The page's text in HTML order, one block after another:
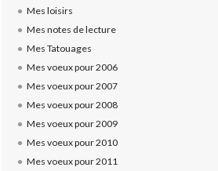
Mes loisirs
Mes notes de lecture
Mes Tatouages
Mes voeux pour 2006
Mes voeux pour 2007
Mes voeux pour 2008
Mes voeux pour 2009
Mes voeux pour 2010
Mes voeux pour 2011